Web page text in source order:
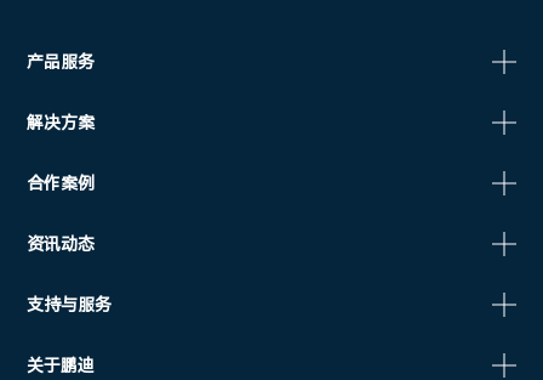
产品服务
解决方案
合作案例
资讯动态
支持与服务
关于鹏迪